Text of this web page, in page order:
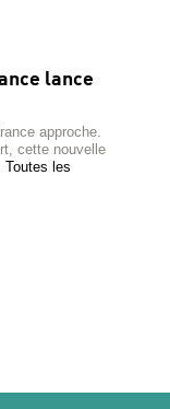
lance
approche.
cette nouvelle
Toutes les